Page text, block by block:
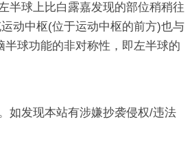
半球上比白露嘉发现的部位稍稍往
动中枢(位于运动中枢的前方)也与
球功能的非对称性，即左半球的
如发现本站有涉嫌抄袭侵权/违法